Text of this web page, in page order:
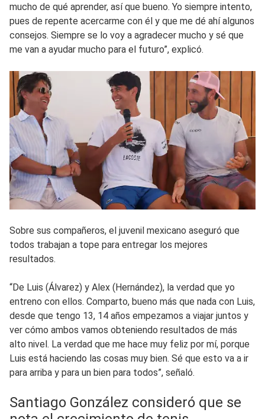
mucho de qué aprender, así que bueno. Yo siempre intento,
pues de repente acercarme con él y que me dé ahí algunos
consejos. Siempre se lo voy a agradecer mucho y sé que
me van a ayudar mucho para el futuro”, explicó.
Sobre sus compañeros, el juvenil mexicano aseguró que
todos trabajan a tope para entregar los mejores
resultados.
“De Luis (Álvarez) y Alex (Hernández), la verdad que yo
entreno con ellos. Comparto, bueno más que nada con Luis,
desde que tengo 13, 14 años empezamos a viajar juntos y
ver cómo ambos vamos obteniendo resultados de más
alto nivel. La verdad que me hace muy feliz por mí, porque
Luis está haciendo las cosas muy bien. Sé que esto va a ir
para arriba y para un bien para todos”, señaló.
Santiago González consideró que se